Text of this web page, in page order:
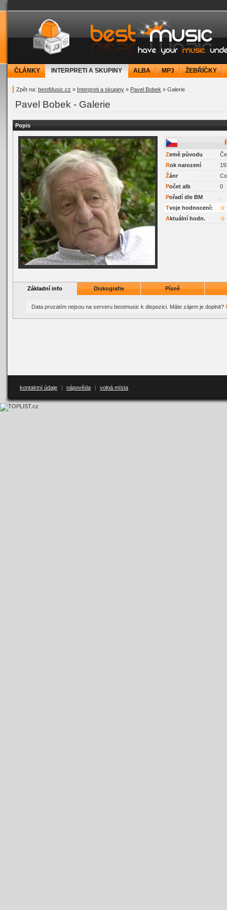
bestMusic.cz - Have your music under
ČLÁNKY INTERPRETI A SKUPINY ALBA MP3 ŽEBŘÍČKY
Zpět na: bestMusic.cz » Interpreti a skupiny » Pavel Bobek » Galerie
Pavel Bobek - Galerie
Popis
Země původu
Rok narození
Žánr
Počet alb
0
Pořadí dle BM
Tvoje hodnocení:
Aktuální hodn.
Základní info Diskografie Písně
Data prozatím nejsou na serveru bestmusic k dispozici. Máte zájem je doplnit?
kontaktní údaje nápověda volná místa